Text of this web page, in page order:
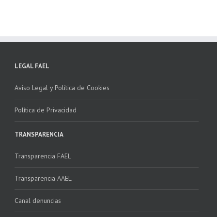
LEGAL FAEL
Aviso Legal y Política de Cookies
Política de Privacidad
TRANSPARENCIA
Transparencia FAEL
Transparencia AAEL
Canal denuncias